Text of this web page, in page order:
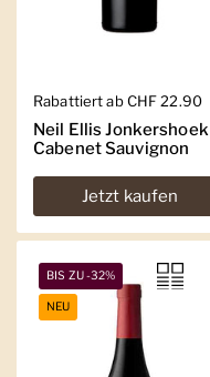
Regulärer Preis
Rabattiert ab CHF 22.90
Neil Ellis Jonkershoek
Cabenet Sauvignon
Jetzt kaufen
BIS ZU -32%
NEU